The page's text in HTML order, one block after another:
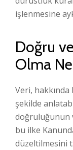
işlenmesine
Doğru
Olma
Veri,
şekilde
doğruluğunun
bu ilke
düzeltilmesini